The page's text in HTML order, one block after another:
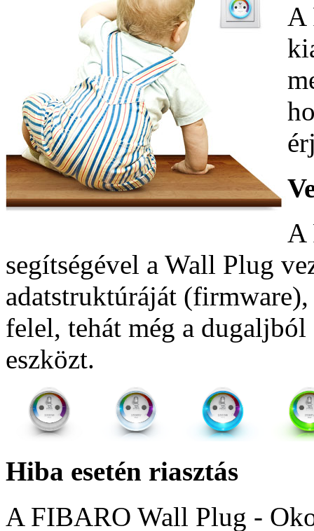
A
A
segítségével a Wall Plug
adatstruktúráját
felel, tehát még a
eszközt.
Hiba esetén riasztás
A FIBARO Wall Plug -